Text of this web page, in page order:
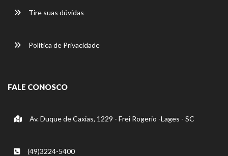
Tire suas dúvidas
Política de Privacidade
FALE CONOSCO
Av. Duque de Caxias, 1229 - Frei Rogerio -Lages - SC
(49)3224-5400